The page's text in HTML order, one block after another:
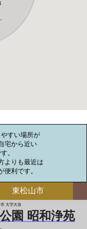
やすい場所が
宅から近い
。
よりも最近は
利です。
東松山市
大字大谷
園 昭和浄苑